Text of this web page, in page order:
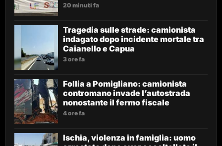
20 minuti fa
Tragedia sulle strade: camionista
indagato dopo incidente mortale tra
Caianello e Capua
3 ore fa
Follia a Pomigliano: camionista
contromano invade l’autostrada
nonostante il fermo fiscale
4 ore fa
Ischia, violenza in famiglia: uomo